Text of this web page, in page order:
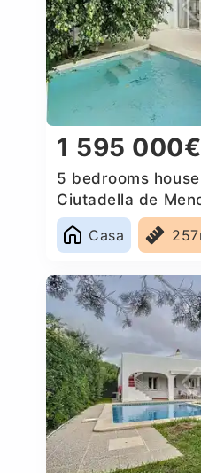
1 595 000€
5 bedrooms
Ciutadella de
Casa